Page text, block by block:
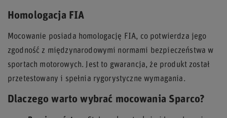
Homologacja FIA
Mocowanie posiada homologację FIA, co potwierdza jego
zgodność z międzynarodowymi normami bezpieczeństwa w
sportach motorowych. Jest to gwarancja, że produkt został
przetestowany i spełnia rygorystyczne wymagania.
Dlaczego warto wybrać mocowania Sparco?